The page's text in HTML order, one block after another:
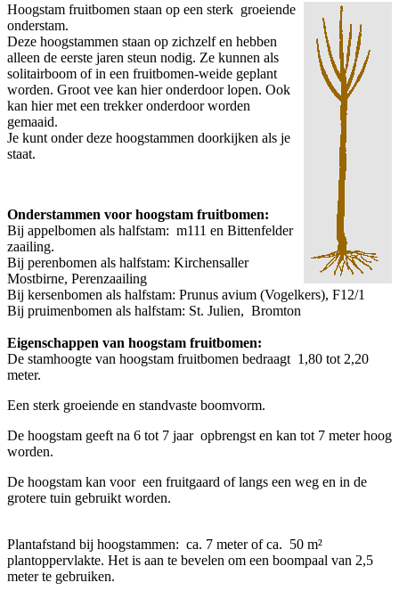
Hoogstam fruitbomen staan op een sterk groeiende
onderstam.
Deze hoogstammen staan op zichzelf en hebben
alleen de eerste jaren steun nodig. Ze kunnen als
solitairboom of in een fruitbomen-weide geplant
worden. Groot vee kan hier onderdoor lopen. Ook
kan hier met een trekker onderdoor worden
gemaaid.
Je kunt onder deze hoogstammen doorkijken als je
staat.
Onderstammen voor hoogstam fruitbomen:
Bij appelbomen als halfstam: m111 en Bittenfelder
zaailing.
Bij perenbomen als halfstam: Kirchensaller
Mostbirne, Perenzaailing
Bij kersenbomen als halfstam: Prunus avium (Vogelkers), F12/1
Bij pruimenbomen als halfstam: St. Julien, Bromton
Eigenschappen van hoogstam fruitbomen:
De stamhoogte van hoogstam fruitbomen bedraagt 1,80 tot 2,20
meter.
Een sterk groeiende en standvaste boomvorm.
De hoogstam geeft na 6 tot 7 jaar opbrengst en kan tot 7 meter hoog
worden.
De hoogstam kan voor een fruitgaard of langs een weg en in de
grotere tuin gebruikt worden.
Plantafstand bij hoogstammen: ca. 7 meter of ca. 50 m²
plantoppervlakte. Het is aan te bevelen om een boompaal van 2,5
meter te gebruiken.